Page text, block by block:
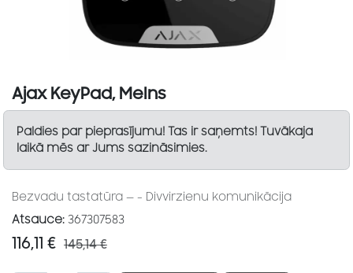
Ajax KeyPad, Melns
Paldies par pieprasījumu! Tas ir saņemts! Tuvākaja
laikā mēs ar Jums sazināsimies.
Bezvadu tastatūra — - Divvirzienu komunikācija
Atsauce: 367307583
116,11 € 145,14€